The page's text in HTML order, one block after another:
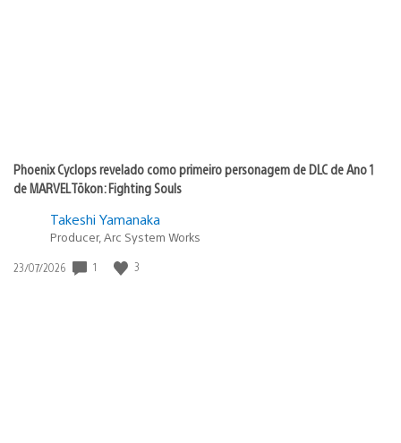
Phoenix Cyclops revelado como primeiro personagem de DLC de Ano 1
de MARVEL Tōkon: Fighting Souls
Takeshi Yamanaka
Producer, Arc System Works
Data
23/07/2026 1 3